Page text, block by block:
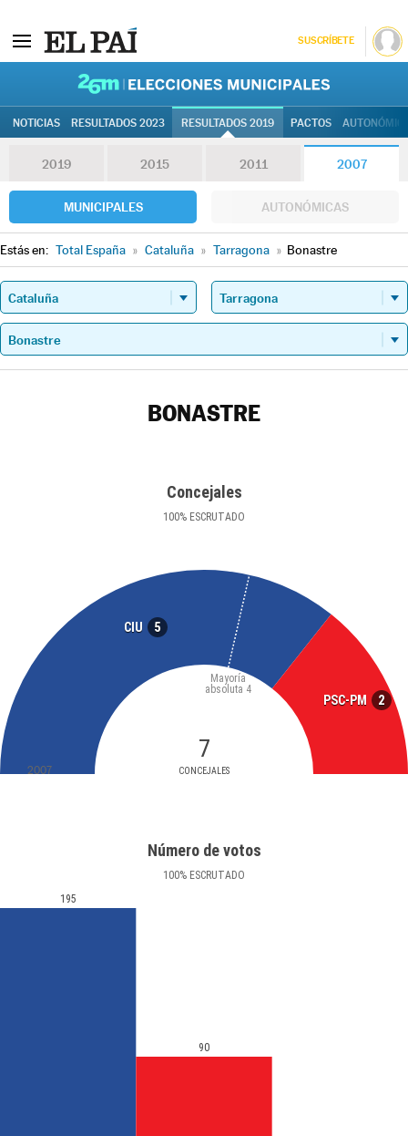
SUSCRÍBETE
NOTICIAS RESULTADOS 2023 RESULTADOS 2019 PACTOS
2019 2015 2011 2007
MUNICIPALES AUTONÓMICAS
Estás en: Total España » Cataluña » Tarragona » Bonastre
BONASTRE
Concejales
100% ESCRUTADO
CIU 5
PSC-PM 2
7
CONCEJALES
Mayoría
absoluta 4
2007
Número de votos
100% ESCRUTADO
195
90